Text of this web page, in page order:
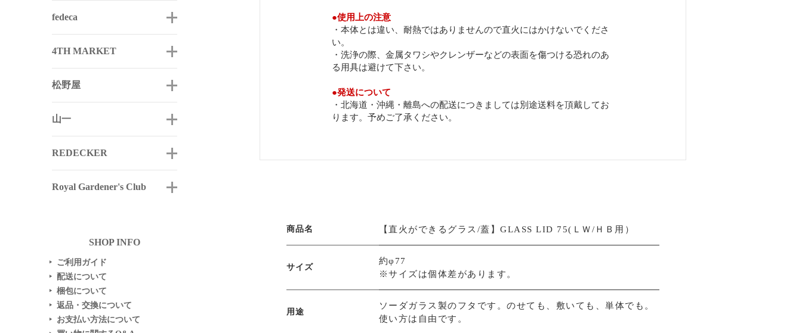
fedeca
4TH MARKET
松野屋
山一
REDECKER
Royal Gardener's Club
SHOP INFO
▶ ご利用ガイド
▶ 配送について
▶ 梱包について
▶ 返品・交換について
▶ お支払い方法について
●使用上の注意
・本体とは違い、耐熱ではありませんので直火にはかけないでくださ
い。
・洗浄の際、金属タワシやクレンザーなどの表面を傷つける恐れのあ
る用具は避けて下さい。
●発送について
・北海道・沖縄・離島への配送につきましては別途送料を頂戴してお
ります。予めご了承ください。
商品名 【直火ができるグラス/蓋】GLASS LID 75(ＬＷ/ＨＢ用）
サイズ
約φ77
※サイズは個体差があります。
用途
ソーダガラス製のフタです。のせても、敷いても、単体でも。
使い方は自由です。